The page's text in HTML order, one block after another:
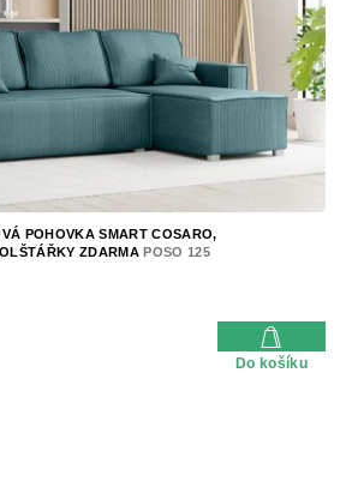
POHOVKA SMART COSARO,
ZDARMAPOSO 125
Do košíku